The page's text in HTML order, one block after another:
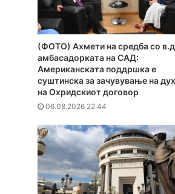
(ФОТО) Ахмети на средба со
амбасадорката на САД:
Американската поддршка е
суштинска за зачувување на
на Охридскиот договор
06.08.2026 22:44